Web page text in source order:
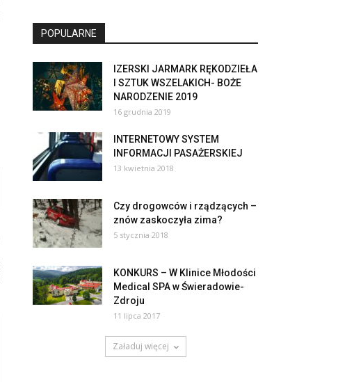
POPULARNE
IZERSKI JARMARK RĘKODZIEŁA
I SZTUK WSZELAKICH- BOŻE
NARODZENIE 2019
16 grudnia 2019
INTERNETOWY SYSTEM
INFORMACJI PASAŻERSKIEJ
13 kwietnia 2018
Czy drogowców i rządzących –
znów zaskoczyła zima?
5 stycznia 2018
KONKURS – W Klinice Młodości
Medical SPA w Świeradowie-
Zdroju
11 lipca 2017
Załaduj więcej